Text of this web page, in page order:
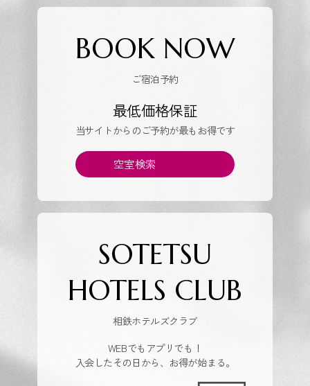
BOOK NOW
ご宿泊予約
最低価格保証
当サイトからのご予約が最もお得です
空室検索
SOTETSU
HOTELS CLUB
相鉄ホテルズクラブ
WEBでもアプリでも！
入会したその日から、お得が始まる。